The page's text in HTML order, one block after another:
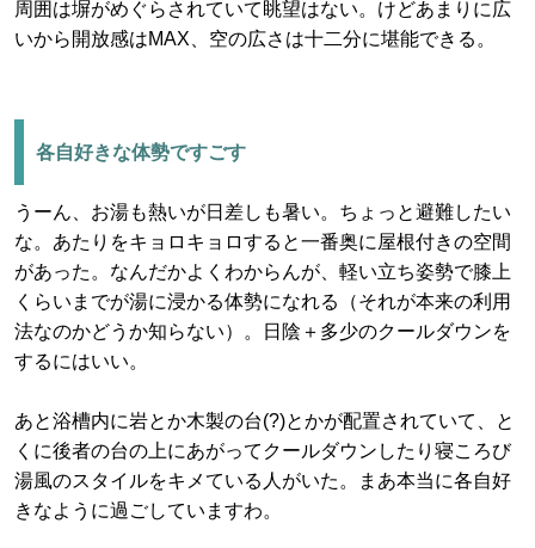
周囲は塀がめぐらされていて眺望はない。けどあまりに広
いから開放感はMAX、空の広さは十二分に堪能できる。
各自好きな体勢ですごす
うーん、お湯も熱いが日差しも暑い。ちょっと避難したい
な。あたりをキョロキョロすると一番奥に屋根付きの空間
があった。なんだかよくわからんが、軽い立ち姿勢で膝上
くらいまでが湯に浸かる体勢になれる（それが本来の利用
法なのかどうか知らない）。日陰＋多少のクールダウンを
するにはいい。
あと浴槽内に岩とか木製の台(?)とかが配置されていて、と
くに後者の台の上にあがってクールダウンしたり寝ころび
湯風のスタイルをキメている人がいた。まあ本当に各自好
きなように過ごしていますわ。